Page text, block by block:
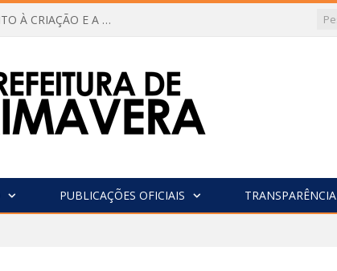
CHAMAMENTO PÚBLICO Nº 01/2026 – FOMENTO À CRIAÇÃO E A CIRCULAÇÃO DE PRODUÇÕES CULTURAIS – Aldir Blanc
PUBLICAÇÕES OFICIAIS TRANSPARÊNCIA